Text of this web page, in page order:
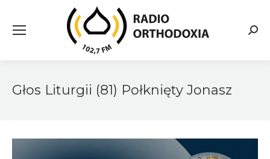
Głos Liturgii (81) Połknięty Jonasz